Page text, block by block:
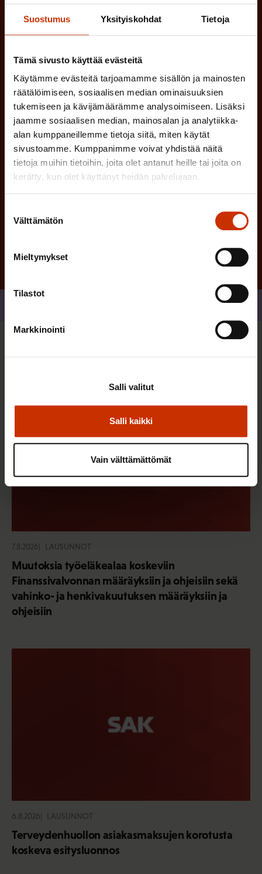
Suostumus Yksityiskohdat Tietoja
Tämä sivusto käyttää evästeitä
Käytämme evästeitä tarjoamamme sisällön ja mainosten
räätälöimiseen, sosiaalisen median ominaisuuksien
tukemiseen ja kävijämäärämme analysoimiseen. Lisäksi
jaamme sosiaalisen median, mainosalan ja analytiikka-
alan kumppaneillemme tietoja siitä, miten käytät
sivustoamme. Kumppanimme voivat yhdistää näitä
tietoja muihin tietoihin, joita olet antanut heille tai joita on
kerätty, kun olet käyttänyt heidän palvelujaan.
valinta
Välttämätön
Mieltymykset
Tilastot
Markkinointi
Salli kaikki
Salli valitut
Vain välttämättömät
l
n
)
o
Tilaa
Sinua saattaa myös kiinnostaa
7.8.2026 LAUSUNNOT
Muutoksia työeläkealaa koskeviin
Finanssivalvonnan määräyksiin ja ohjeisiin sekä
vahinko- ja henkivakuutuksen määräyksiin ja
ohjeisiin
6.8.2026 LAUSUNNOT
Terveydenhuollon asiakasmaksujen korotusta
koskeva esitysluonnos